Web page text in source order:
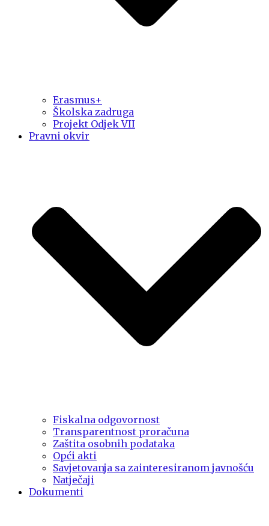
Erasmus+
Školska zadruga
Projekt Odjek VII
Pravni okvir
Fiskalna odgovornost
Transparentnost proračuna
Zaštita osobnih podataka
Opći akti
Savjetovanja sa zainteresiranom javnošću
Natječaji
Dokumenti